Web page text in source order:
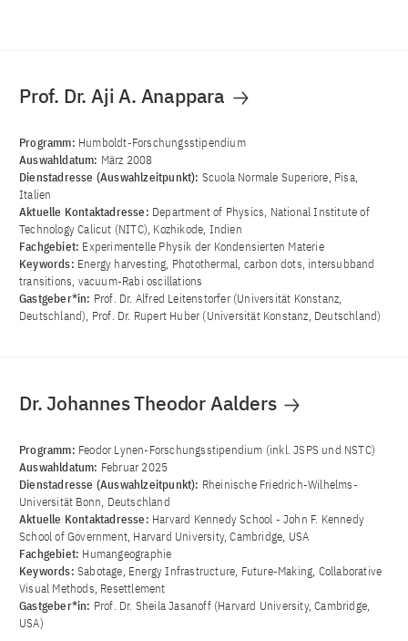
Prof. Dr. Aji A. Anappara
Programm: Humboldt-Forschungsstipendium
Auswahldatum: März 2008
Dienstadresse (Auswahlzeitpunkt): Scuola Normale Superiore, Pisa,
Italien
Aktuelle Kontaktadresse: Department of Physics, National Institute of
Technology Calicut (NITC), Kozhikode, Indien
Fachgebiet: Experimentelle Physik der Kondensierten Materie
Keywords: Energy harvesting, Photothermal, carbon dots, intersubband
transitions, vacuum-Rabi oscillations
Gastgeber*in: Prof. Dr. Alfred Leitenstorfer (Universität Konstanz,
Deutschland), Prof. Dr. Rupert Huber (Universität Konstanz, Deutschland)
Dr. Johannes Theodor Aalders
Programm: Feodor Lynen-Forschungsstipendium (inkl. JSPS und NSTC)
Auswahldatum: Februar 2025
Dienstadresse (Auswahlzeitpunkt): Rheinische Friedrich-Wilhelms-
Universität Bonn, Deutschland
Aktuelle Kontaktadresse: Harvard Kennedy School - John F. Kennedy
School of Government, Harvard University, Cambridge, USA
Fachgebiet: Humangeographie
Keywords: Sabotage, Energy Infrastructure, Future-Making, Collaborative
Visual Methods, Resettlement
Gastgeber*in: Prof. Dr. Sheila Jasanoff (Harvard University, Cambridge,
USA)